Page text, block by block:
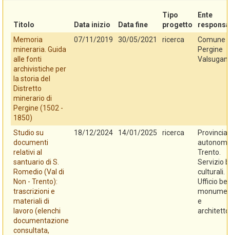
Titolo Data inizio Data fine
Tipo
progetto
Ente
Memoria
mineraria. Guida
alle fonti
archivistiche per
la storia del
Distretto
minerario di
Pergine (1502 -
1850)
07/11/2019 30/05/2021 ricerca
Comune
Pergine
Studio su
documenti
relativi al
santuario di S.
Romedio (Val di
Non - Trento):
trascrizioni e
materiali di
lavoro (elenchi
documentazione
consultata,
18/12/2024 14/01/2025 ricerca
Provincia
Trento.
Servizio
culturali.
Ufficio
e